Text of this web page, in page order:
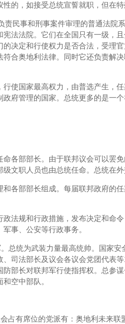
的，如接受总统宣誓就职，但在
责民事和刑事案件审理的普通法
法法院。它们在全国只有一级，
决定和行使权力是否合法，受理
合奥地利法律。同时它还负责解
使国家最高权力，由普选产生，
府管理的国家。总统更多的是一
各部部长。由于联邦议会可以罢
文职人员也由总统任命。总统在
各部部长组成。每届联邦政府的
法规和行政措施，发布决定和命
事、公安等行政事务。
总统为武装力量最高统帅。国家
司法部长及议会各议会党团代表
部长对联邦军行使指挥权。总参
空中部队。
占有席位的党派有：奥地利未来